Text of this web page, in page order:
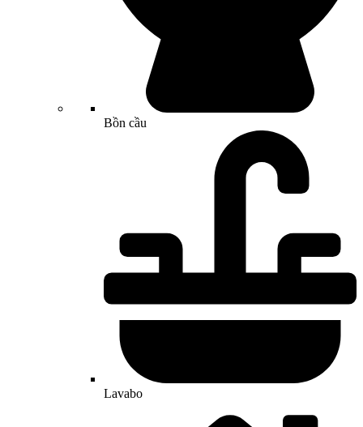
Bồn cầu
Lavabo